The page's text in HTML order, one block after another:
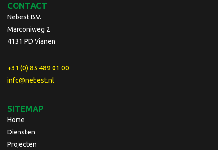
CONTACT
Nebest B.V.
Marconiweg 2
4131 PD Vianen
+31 (0) 85 489 01 00
info@nebest.nl
SITEMAP
Home
Diensten
Projecten